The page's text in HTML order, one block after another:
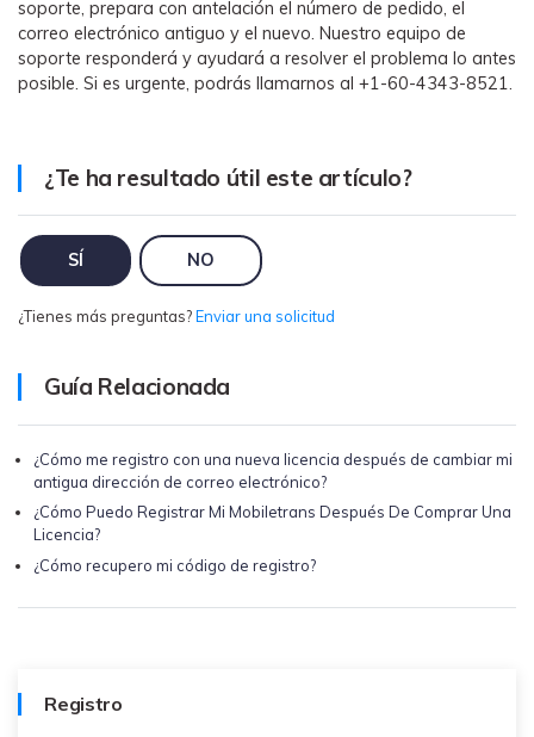
WhatsApp.
Transferencia de Datos de un
videos, SMS y otros tipos de
archivos de un teléfono a otro y a la
PC.
Mutsapper (Alias: Wutsapper)
Transfiere datos de WhatsApp y
WhatsApp Business sin restablecer los
valores de fábrica.
Transfiere datos del teléfono, de
WhatsApp y archivos entre dispositivos
soporte, prepara con antelación el número de pedido, el
correo electrónico antiguo y el nuevo. Nuestro equipo de
soporte responderá y ayudará a resolver el problema lo antes
posible. Si es urgente, podrás llamarnos al +1-60-4343-8521.
¿Te ha resultado útil este artículo?
SÍ NO
¿Tienes más preguntas?Enviar una solicitud
Guía Relacionada
¿Cómo me registro con una nueva licencia después de cambiar mi
antigua dirección de correo electrónico?
¿Cómo Puedo Registrar Mi Mobiletrans Después De Comprar Una
Licencia?
¿Cómo recupero mi código de registro?
Registro